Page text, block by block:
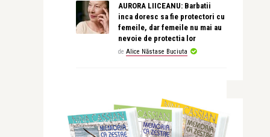
AURORA LIICEANU: Barbatii
inca doresc sa fie protectori cu
femeile, dar femeile nu mai au
nevoie de protectia lor
de Alice Năstase Buciuta